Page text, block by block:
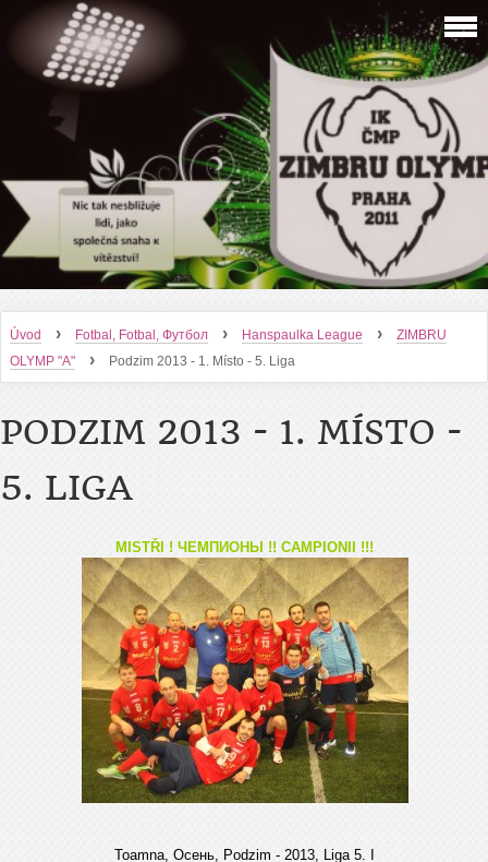
Úvod › Fotbal, Fotbal, Футбол › Hanspaulka League ›
ZIMBRU
OLYMP "A"
› Podzim 2013 - 1. Místo - 5. Liga
PODZIM 2013 - 1. MÍSTO -
5. LIGA
MISTŘI ! ЧЕМПИОНЫ !! CAMPIONII !!!
Toamna, Осень, Podzim - 2013, Liga 5. I